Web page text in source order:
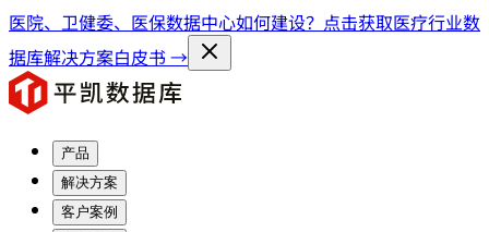
医院、卫健委、医保数据中心如何建设？点击获取医疗行业数
据库解决方案白皮书 →
产品
解决方案
客户案例